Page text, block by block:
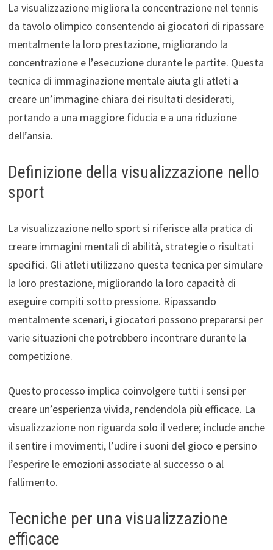
La visualizzazione migliora la concentrazione nel tennis
da tavolo olimpico consentendo ai giocatori di ripassare
mentalmente la loro prestazione, migliorando la
concentrazione e l’esecuzione durante le partite. Questa
tecnica di immaginazione mentale aiuta gli atleti a
creare un’immagine chiara dei risultati desiderati,
portando a una maggiore fiducia e a una riduzione
dell’ansia.
Definizione della visualizzazione nello
sport
La visualizzazione nello sport si riferisce alla pratica di
creare immagini mentali di abilità, strategie o risultati
specifici. Gli atleti utilizzano questa tecnica per simulare
la loro prestazione, migliorando la loro capacità di
eseguire compiti sotto pressione. Ripassando
mentalmente scenari, i giocatori possono prepararsi per
varie situazioni che potrebbero incontrare durante la
competizione.
Questo processo implica coinvolgere tutti i sensi per
creare un’esperienza vivida, rendendola più efficace. La
visualizzazione non riguarda solo il vedere; include anche
il sentire i movimenti, l’udire i suoni del gioco e persino
l’esperire le emozioni associate al successo o al
fallimento.
Tecniche per una visualizzazione
efficace